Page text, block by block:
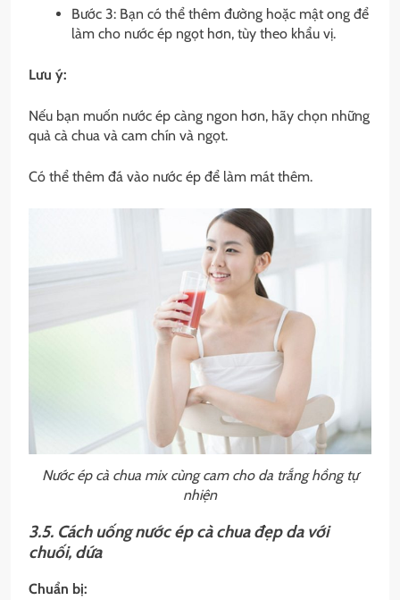
Bước 3: Bạn có thể thêm đường hoặc mật ong để
làm cho nước ép ngọt hơn, tùy theo khẩu vị.
Lưu ý:
Nếu bạn muốn nước ép càng ngon hơn, hãy chọn những
quả cà chua và cam chín và ngọt.
Có thể thêm đá vào nước ép để làm mát thêm.
Nước ép cà chua mix cùng cam cho da trắng hồng tự
nhiện
3.5. Cách uống nước ép cà chua đẹp da với
chuối, dứa
Chuẩn bị: